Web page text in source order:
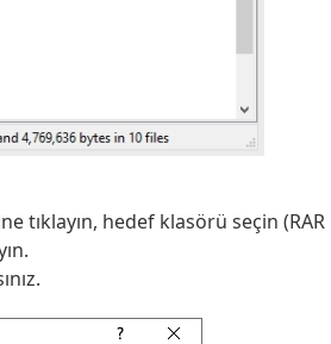
tıklayın, hedef klasörü seçin (RAR